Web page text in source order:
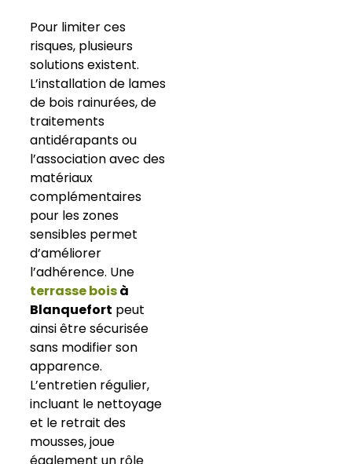
Pour limiter ces
risques, plusieurs
solutions existent.
L’installation de lames
de bois rainurées, de
traitements
antidérapants ou
l’association avec des
matériaux
complémentaires
pour les zones
sensibles permet
d’améliorer
l’adhérence. Une
terrasse boisà
Blanquefort peut
ainsi être sécurisée
sans modifier son
apparence.
L’entretien régulier,
incluant le nettoyage
et le retrait des
mousses, joue